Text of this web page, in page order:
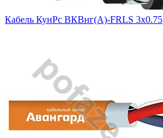
Кабель КунРс ВКВнг(А)-FRLS 3х0.75